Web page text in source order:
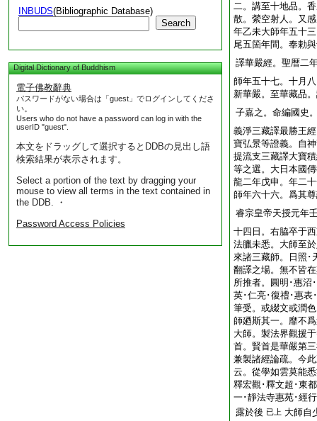
INBUDS(Bibliographic Database)
Search
Digital Dictionary of Buddhism
電子佛教辭典
パスワードがない場合は「guest」でログインしてくださ
い。
Users who do not have a password can log in with the
userID "guest".
本文をドラッグして選択するとDDBの見出し語
検索結果が表示されます。
Select a portion of the text by dragging your
mouse to view all terms in the text contained in
the DDB. ・
Password Access Policies
二。講至十地品。
散。縈空射人。又
年乙未大師年五十
尾五箇年間。奉勅
譯華嚴經。聖暦二
師年五十七。十月
新華嚴。至華藏品
子嘉之。命編國史
義淨三藏譯最勝王
寶弘景等證義。自
提流支三藏譯大寶
等之選。大日本國
龍二年戊申。年二
師年六十六。爲其
睿宗皇帝天授元年
十四日。右脇卒于
法臘未悉。大師至
來諸三藏師。日照･
翻譯之場。無不皆
所推者。圓明･惠沼
英･仁亮･復禮･惠表
筆受。或綴文或潤
師廼斯其一。靡不
大師。製法界觀援
首。賢首是華嚴第
兼製諸經論疏。今
云。從學如雲莫能
釋宏觀･釋文超･東
一･靜法寺惠苑･經
露於後 已上 大師自